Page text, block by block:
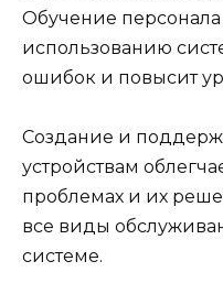
Обучение
использованию
ошибок и повысит
Создание и
устройствам
проблемах и их
все виды
системе.